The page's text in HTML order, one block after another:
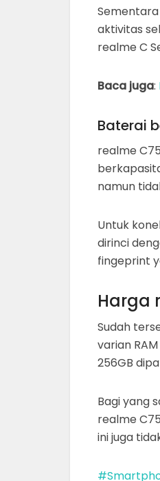
aktivitas
realme C
Baca juga:
Baterai
realme
namun
Untuk
dirinci
fingeprint
Harga
Sudah
varian
256GB
Bagi yang
realme
ini juga